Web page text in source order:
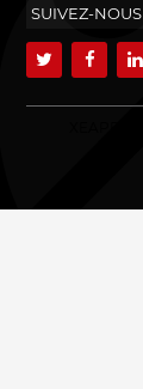
SUIVEZ-NOUS